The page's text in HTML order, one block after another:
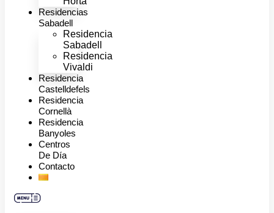
Residencias
Sabadell
Residencia
Sabadell
Residencia
Vivaldi
Residencia
Castelldefels
Residencia
Cornellà
Residencia
Banyoles
Centros
De Día
Contacto